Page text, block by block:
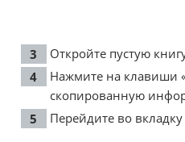
Откройте пустую
Нажмите на клавиши
скопированную
Перейдите во